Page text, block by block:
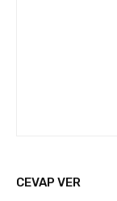
CEVAP VER